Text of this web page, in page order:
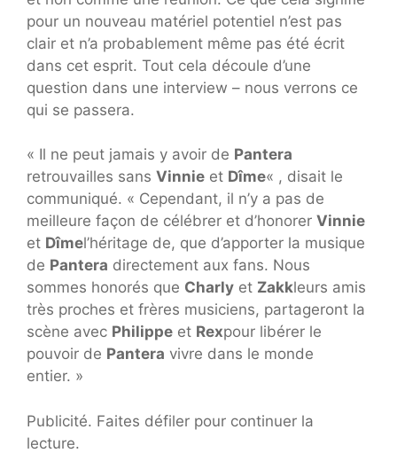
pour un nouveau matériel potentiel n’est pas
clair et n’a probablement même pas été écrit
dans cet esprit. Tout cela découle d’une
question dans une interview – nous verrons ce
qui se passera.
« Il ne peut jamais y avoir de Pantera
retrouvailles sans Vinnie et Dîme« , disait le
communiqué. « Cependant, il n’y a pas de
meilleure façon de célébrer et d’honorer Vinnie
et Dîmel’héritage de, que d’apporter la musique
de Pantera directement aux fans. Nous
sommes honorés que Charly et Zakkleurs amis
très proches et frères musiciens, partageront la
scène avec Philippe et Rexpour libérer le
pouvoir de Pantera vivre dans le monde
entier. »
Publicité. Faites défiler pour continuer la
lecture.